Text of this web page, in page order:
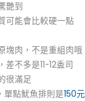
艷到
可能會比較硬一點
塊肉，不是重組肉哦
不多是11-12盉司
很滿足
單點魷魚排則是150元